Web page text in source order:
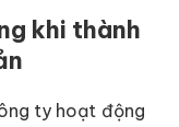
khi thành
ty hoạt động